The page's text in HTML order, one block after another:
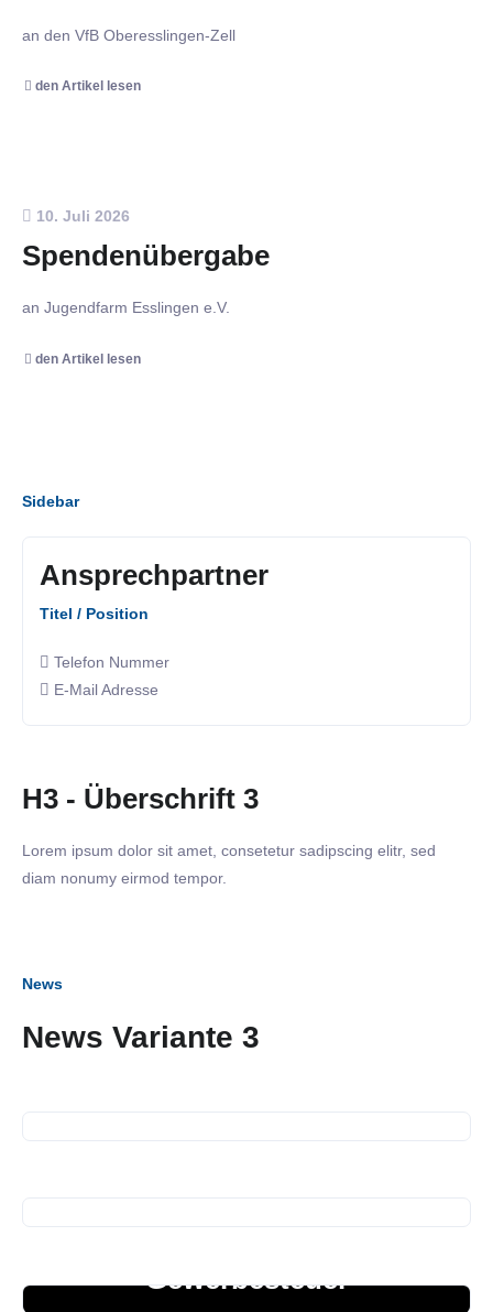
an den VfB Oberesslingen-Zell
den Artikel lesen
10. Juli 2026
Spendenübergabe
an Jugendfarm Esslingen e.V.
den Artikel lesen
Sidebar
Ansprechpartner
Titel / Position
Telefon Nummer
E-Mail Adresse
H3 - Überschrift 3
Lorem ipsum dolor sit amet, consetetur sadipscing elitr, sed
diam nonumy eirmod tempor.
News
News Variante 3
Gewerbesteuer